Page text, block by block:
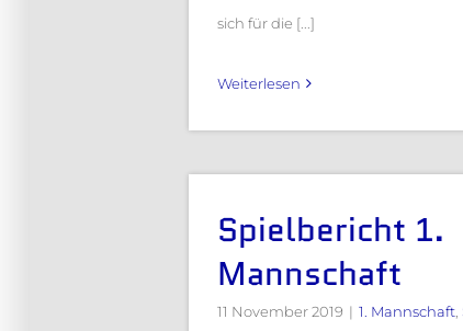
sich für die [...]
Weiterlesen
Spielbericht 1.
Mannschaft
11 November 2019 | 1. Mannschaft